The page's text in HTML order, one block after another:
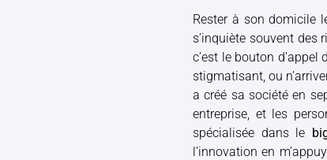
Rester à son domicile
s’inquiète souvent des
c’est le bouton d’appel
stigmatisant, ou
a créé sa société en
entreprise, et les
spécialisée dans le
l’innovation en